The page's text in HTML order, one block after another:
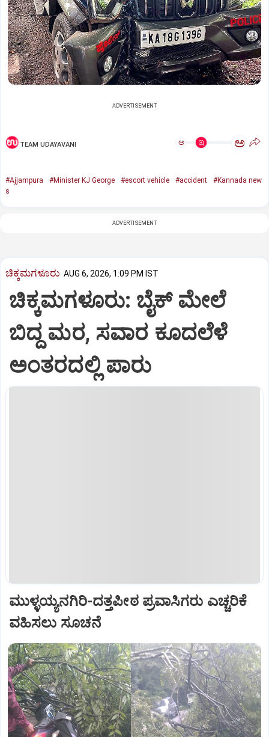
ADVERTISEMENT
TEAM UDAYAVANI ಅ ಅ
#Ajjampura #Minister KJ George #escort vehicle #accident
#Kannada new
s
ADVERTISEMENT
ಚಿಕ್ಕಮಗಳೂರು AUG 6, 2026, 1:09 PM IST
ಚಿಕ್ಕಮಗಳೂರು: ಬೈಕ್ ಮೇಲೆ
ಬಿದ್ದ ಮರ, ಸವಾರ ಕೂದಲೆಳೆ
ಅಂತರದಲ್ಲಿ ಪಾರು
ಮುಳ್ಳಯ್ಯನಗಿರಿ-ದತ್ತಪೀಠ ಪ್ರವಾಸಿಗರು ಎಚ್ಚರಿಕೆ
ವಹಿಸಲು ಸೂಚನೆ